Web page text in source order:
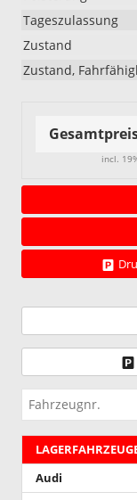
Tageszulassung
Zustand
Zustand,
incl.
Fahrzeugnr.
Audi